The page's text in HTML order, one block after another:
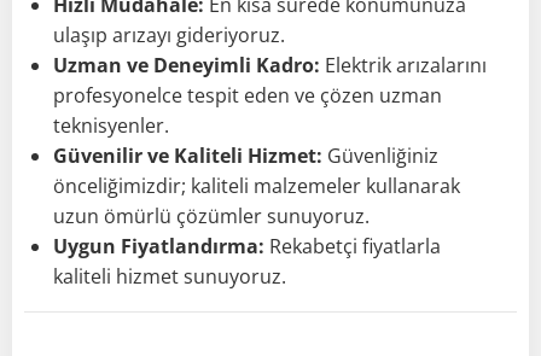
ulaşıp arızayı gideriyoruz.
Uzman ve Deneyimli Kadro: Elektrik arızalarını
profesyonelce tespit eden ve çözen uzman
teknisyenler.
Güvenilir ve Kaliteli Hizmet: Güvenliğiniz
önceliğimizdir; kaliteli malzemeler kullanarak
uzun ömürlü çözümler sunuyoruz.
Uygun Fiyatlandırma: Rekabetçi fiyatlarla
kaliteli hizmet sunuyoruz.